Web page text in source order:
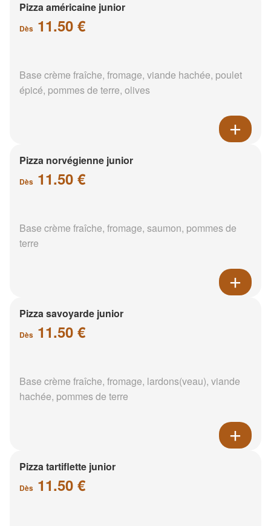
Pizza américaine junior
Dès 11.50 €
Base crème fraîche, fromage, viande hachée, poulet
épicé, pommes de terre, olives
Pizza norvégienne junior
Dès 11.50 €
Base crème fraîche, fromage, saumon, pommes de
terre
Pizza savoyarde junior
Dès 11.50 €
Base crème fraîche, fromage, lardons(veau), viande
hachée, pommes de terre
Pizza tartiflette junior
Dès 11.50 €